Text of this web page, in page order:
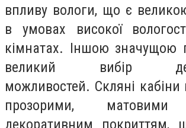
впливу вологи, що є
в умовах високої
кімнатах. Іншою значущою
великий вибір
можливостей. Скляні кабіни
прозорими,
декоративним покриттям,